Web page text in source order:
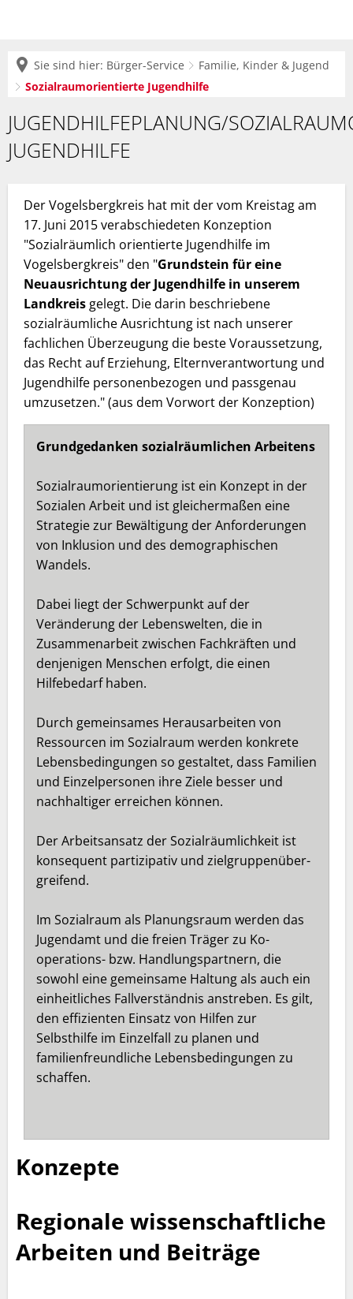
Sie sind hier: Bürger-Service
Familie, Kinder & Jugend
Sozialraumorientierte Jugendhilfe
Sozialraumorientierte
Jugendhilfe
JUGENDHILFEPLANUNG/
JUGENDHILFE
Der Vogelsbergkreis hat mit der vom Kreistag am
17. Juni 2015 verabschiedeten Konzeption
"Sozialräumlich orientierte Jugendhilfe im
Vogelsbergkreis" den "Grundstein für eine
Neuausrichtung der Jugendhilfe in unserem
Landkreis gelegt. Die darin beschriebene
sozialräumliche Ausrichtung ist nach unserer
fachlichen Überzeugung die beste Voraussetzung,
das Recht auf Erziehung, Elternverantwortung und
Jugendhilfe personenbezogen und passgenau
umzusetzen." (aus dem Vorwort der Konzeption)
Grundgedanken sozialräumlichen Arbeitens
Sozialraumorientierung ist ein Konzept in der
Sozialen Arbeit und ist gleichermaßen eine
Strategie zur Bewältigung der Anforderungen
von Inklusion und des demographischen
Wandels.
Dabei liegt der Schwerpunkt auf der
Veränderung der Lebenswelten, die in
Zusammenarbeit zwischen Fachkräften und
denjenigen Menschen erfolgt, die einen
Hilfebedarf haben.
Durch gemeinsames Herausarbeiten von
Ressourcen im Sozialraum werden konkrete
Lebensbedingungen so gestaltet, dass Familien
und Einzelpersonen ihre Ziele besser und
nachhaltiger erreichen können.
Der Arbeitsansatz der Sozialräumlichkeit ist
konsequent partizipativ und zielgruppenüber-
greifend.
Im Sozialraum als Planungsraum werden das
Jugendamt und die freien Träger zu Ko-
operations- bzw. Handlungspartnern, die
sowohl eine gemeinsame Haltung als auch ein
einheitliches Fallverständnis anstreben. Es gilt,
den effizienten Einsatz von Hilfen zur
Selbsthilfe im Einzelfall zu planen und
familienfreundliche Lebensbedingungen zu
schaffen.
Konzepte
Regionale wissenschaftliche
Arbeiten und Beiträge